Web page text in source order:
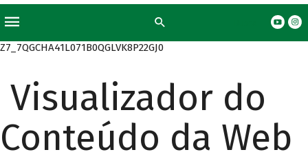
Z7_7QGCHA41L071B0QGLVK8P22GJ0
Visualizador do
Conteúdo da Web